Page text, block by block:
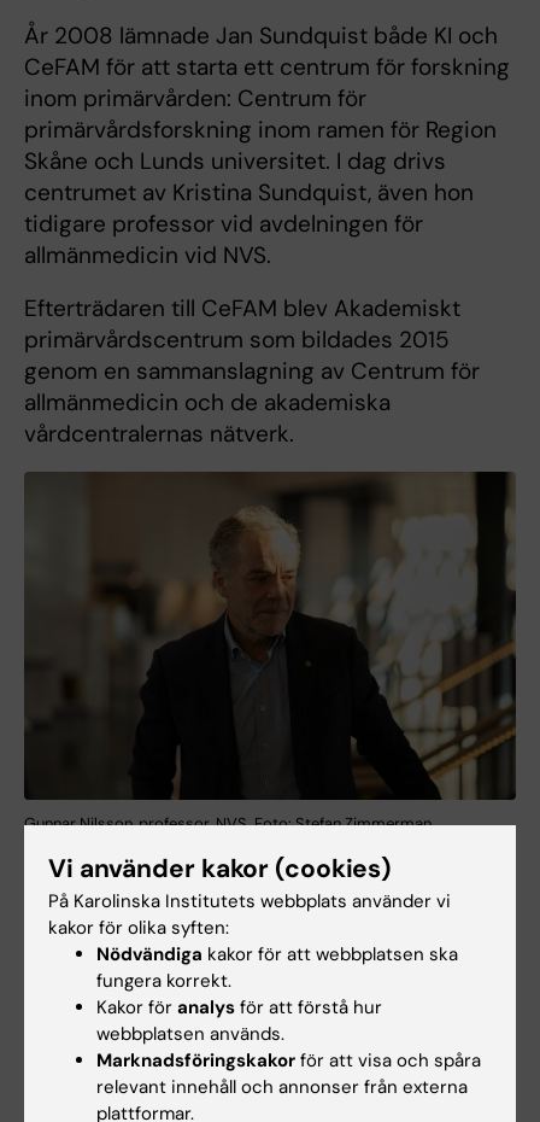
År 2008 lämnade Jan Sundquist både KI och
CeFAM för att starta ett centrum för forskning
inom primärvården: Centrum för
primärvårdsforskning inom ramen för Region
Skåne och Lunds universitet. I dag drivs
centrumet av Kristina Sundquist, även hon
tidigare professor vid avdelningen för
allmänmedicin vid NVS.
Efterträdaren till CeFAM blev Akademiskt
primärvårdscentrum som bildades 2015
genom en sammanslagning av Centrum för
allmänmedicin och de akademiska
vårdcentralernas nätverk.
Gunnar Nilsson, professor, NVS. Foto: Stefan Zimmerman
Gunnar Nilsson, professor i allmänmedicin
särskilt inom medicinsk informatik, var en tid
verksamhetschef för CeFAM. Han var även
bland de första doktoranderna vid
institutionen för allmänmedicin. Redan två år
efter disputationen blev han docent och
lektor i allmänmedicin.
Under perioden 2005-2007 var han starkt
Vi använder kakor (cookies)
På Karolinska Institutets webbplats använder vi
kakor för olika syften:
Nödvändiga kakor för att webbplatsen ska
fungera korrekt.
Kakor för analys för att förstå hur
webbplatsen används.
Marknadsföringskakor för att visa och spåra
relevant innehåll och annonser från externa
plattformar.